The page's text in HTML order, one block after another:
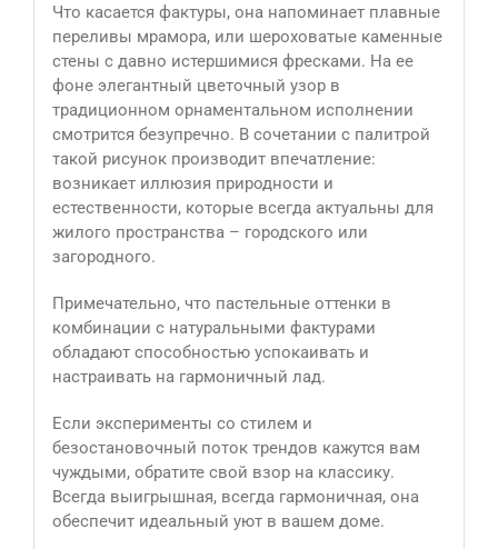
Что касается фактуры, она напоминает плавные
переливы мрамора, или шероховатые каменные
стены с давно истершимися фресками. На ее
фоне элегантный цветочный узор в
традиционном орнаментальном исполнении
смотрится безупречно. В сочетании с палитрой
такой рисунок производит впечатление:
возникает иллюзия природности и
естественности, которые всегда актуальны для
жилого пространства – городского или
загородного.
Примечательно, что пастельные оттенки в
комбинации с натуральными фактурами
обладают способностью успокаивать и
настраивать на гармоничный лад.
Если эксперименты со стилем и
безостановочный поток трендов кажутся вам
чуждыми, обратите свой взор на классику.
Всегда выигрышная, всегда гармоничная, она
обеспечит идеальный уют в вашем доме.